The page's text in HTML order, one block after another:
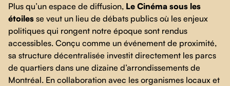
Plus qu’un espace de diffusion, Le Cinéma sous les
étoiles se veut un lieu de débats publics où les enjeux
politiques qui rongent notre époque sont rendus
accessibles. Conçu comme un événement de proximité,
sa structure décentralisée investit directement les parcs
de quartiers dans une dizaine d’arrondissements de
Montréal. En collaboration avec les organismes locaux et